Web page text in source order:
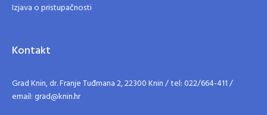
Izjava o pristupačnosti
Kontakt
Grad Knin, dr. Franje Tuđmana 2, 22300 Knin / tel: 022/664-411 /
email: grad@knin.hr